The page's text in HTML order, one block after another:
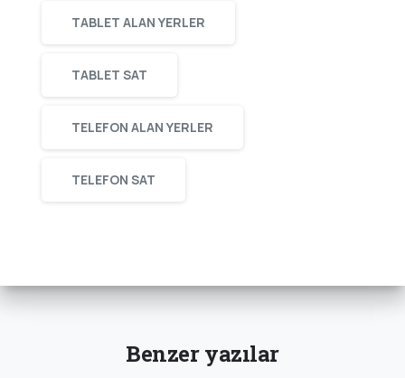
TABLET ALAN YERLER
TABLET SAT
TELEFON ALAN YERLER
TELEFON SAT
Benzer yazılar